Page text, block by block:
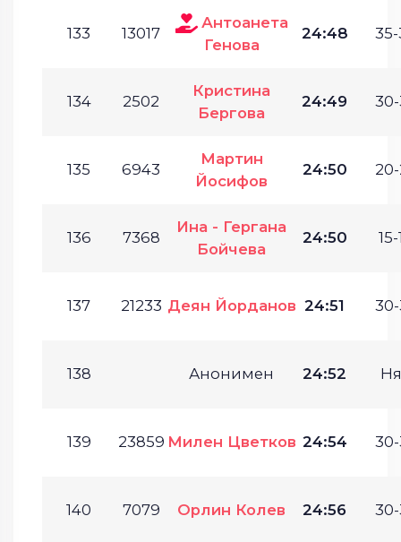
133 13017
Антоанета
Генова
24:48 35-
134 2502
Кристина
Бергова
24:49 30-
135 6943
Мартин
Йосифов
24:50 20-
136 7368
Ина - Гергана
Бойчева
24:50 15-
137 21233 Деян Йорданов 24:51 30-
138 Анонимен 24:52
139 23859 Милен Цветков 24:54 30-
140 7079 Орлин Колев 24:56 30-